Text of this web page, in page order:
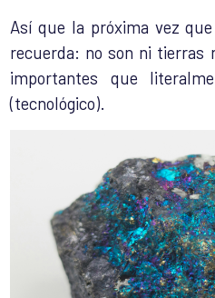
Así que la próxima vez
recuerda: no son ni tierras
importantes que
(tecnológico).